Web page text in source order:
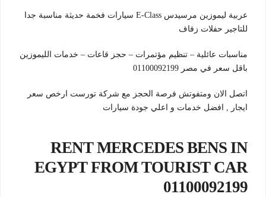
عربية ليموزين مرسيدس E-Class سيارات فخمة حديثة مناسبة جدا
للتاجير حفلات زفاف
مناسبات عائلية – تنظيم مؤتمرات – حجز قاعات – خدمات الليموزين
باقل سعر في مصر 01100092199
اتصل الان ومتفوتش فرصة الحجز مع شركة تورست ارخص سعر
ايجار , افضل خدمات و اعلي جودة سيارات
RENT MERCEDES BENS IN
EGYPT FROM TOURIST CAR
01100092199